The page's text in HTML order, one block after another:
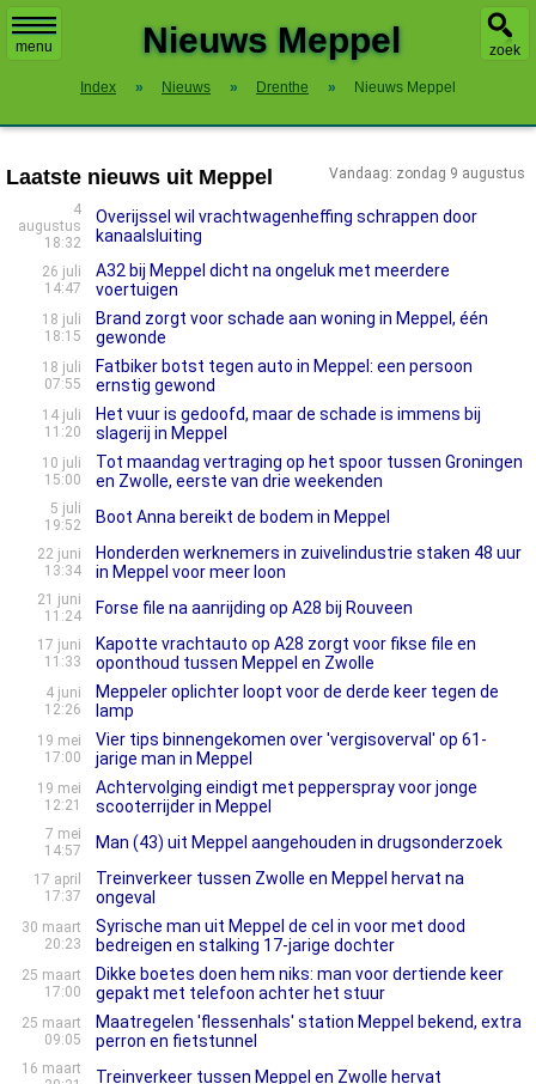
menu zoek
Nieuws Meppel
Index » Nieuws » Drenthe » Nieuws Meppel
Vandaag: zondag 9 augustus
Laatste nieuws uit Meppel
4
augustus
18:32
Overijssel wil vrachtwagenheffing schrappen door
kanaalsluiting
26 juli
14:47
A32 bij Meppel dicht na ongeluk met meerdere
voertuigen
18 juli
18:15
Brand zorgt voor schade aan woning in Meppel, één
gewonde
18 juli
07:55
Fatbiker botst tegen auto in Meppel: een persoon
ernstig gewond
14 juli
11:20
Het vuur is gedoofd, maar de schade is immens bij
slagerij in Meppel
10 juli
15:00
Tot maandag vertraging op het spoor tussen Groningen
en Zwolle, eerste van drie weekenden
5 juli
19:52
Boot Anna bereikt de bodem in Meppel
22 juni
13:34
Honderden werknemers in zuivelindustrie staken 48 uur
in Meppel voor meer loon
21 juni
11:24
Forse file na aanrijding op A28 bij Rouveen
17 juni
11:33
Kapotte vrachtauto op A28 zorgt voor fikse file en
oponthoud tussen Meppel en Zwolle
4 juni
12:26
Meppeler oplichter loopt voor de derde keer tegen de
lamp
19 mei
17:00
Vier tips binnengekomen over 'vergisoverval' op 61-
jarige man in Meppel
19 mei
12:21
Achtervolging eindigt met pepperspray voor jonge
scooterrijder in Meppel
7 mei
14:57
Man (43) uit Meppel aangehouden in drugsonderzoek
17 april
17:37
Treinverkeer tussen Zwolle en Meppel hervat na
ongeval
30 maart
20:23
Syrische man uit Meppel de cel in voor met dood
bedreigen en stalking 17-jarige dochter
25 maart
17:00
Dikke boetes doen hem niks: man voor dertiende keer
gepakt met telefoon achter het stuur
25 maart
09:05
Maatregelen 'flessenhals' station Meppel bekend, extra
perron en fietstunnel
16 maart
Treinverkeer tussen Meppel en Zwolle hervat